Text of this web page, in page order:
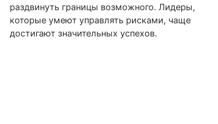
раздвинуть границы возможного. Лидеры,
которые умеют управлять рисками, чаще
достигают значительных успехов.